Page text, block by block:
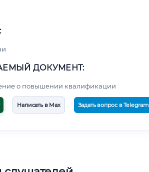
ДОКУМЕНТ:
о повышении квалификации
Написать в Max Задать вопрос в Telegram